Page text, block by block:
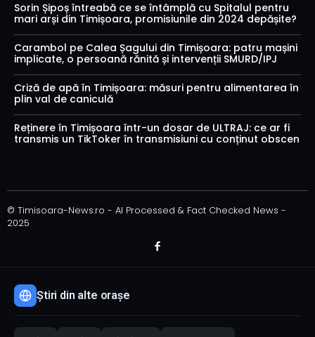
Sorin Șipoș întreabă ce se întâmplă cu Spitalul pentru
mari arși din Timișoara, promisiunile din 2024 depășite?
Carambol pe Calea Șagului din Timișoara: patru mașini
implicate, o persoană rănită și intervenții SMURD/IPJ
Criză de apă în Timișoara: măsuri pentru alimentarea în
plin val de caniculă
Reținere în Timișoara într-un dosar de ULTRAJ: ce ar fi
transmis un TikToker în transmisiuni cu conținut obscen
© Timisoara-News.ro - AI Processed & Fact Checked News -
2025
Știri din alte orașe